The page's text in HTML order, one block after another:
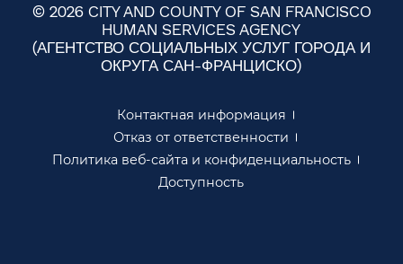
© 2026 CITY AND COUNTY OF SAN FRANCISCO
HUMAN SERVICES AGENCY
(АГЕНТСТВО СОЦИАЛЬНЫХ УСЛУГ ГОРОДА И
ОКРУГА САН-ФРАНЦИСКО)​​
Контактная информация​​
Отказ от ответственности​​
Политика веб-сайта и конфиденциальность​​
Доступность​​